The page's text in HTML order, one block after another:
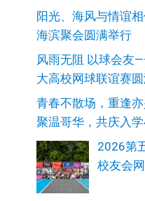
阳光、海风与情谊
海滨聚会圆满举行
风雨无阻 以球会友
大高校网球联谊赛
青春不散场，重逢
聚温哥华，共庆入
2026第
校友会